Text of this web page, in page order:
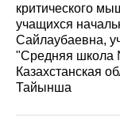
критического
учащихся
Сайлаубаевна,
"Средняя школа
Казахстанская
Тайынша